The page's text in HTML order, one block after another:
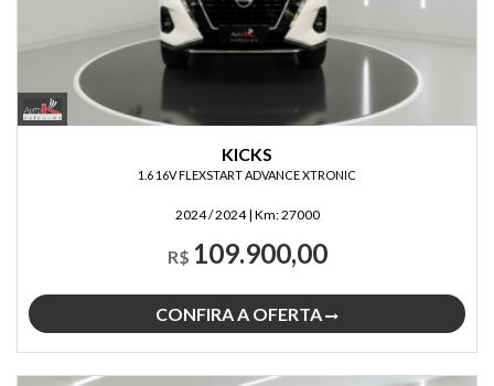
KICKS
1.6 16V FLEXSTART ADVANCE XTRONIC
2024 / 2024| Km:27000
R$ 109.900,00
CONFIRA A OFERTA